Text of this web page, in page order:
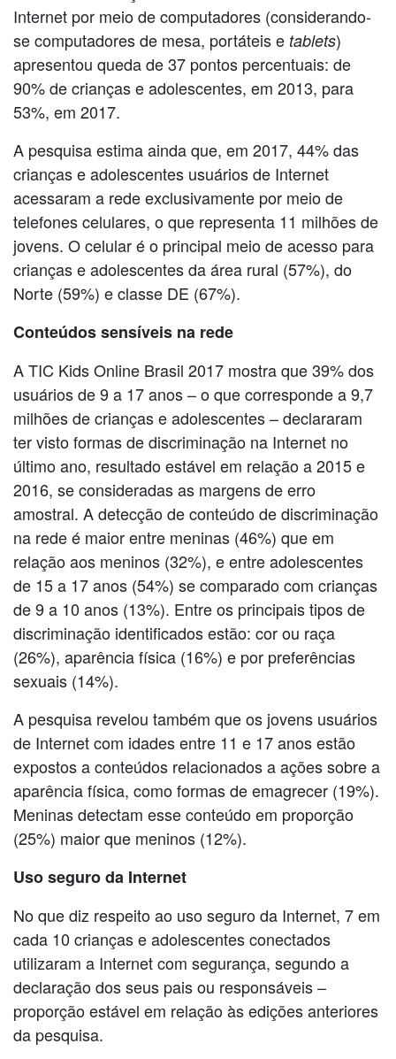
Internet por meio de computadores (considerando-
se computadores de mesa, portáteis e tablets)
apresentou queda de 37 pontos percentuais: de
90% de crianças e adolescentes, em 2013, para
53%, em 2017.
A pesquisa estima ainda que, em 2017, 44% das
crianças e adolescentes usuários de Internet
acessaram a rede exclusivamente por meio de
telefones celulares, o que representa 11 milhões de
jovens. O celular é o principal meio de acesso para
crianças e adolescentes da área rural (57%), do
Norte (59%) e classe DE (67%).
Conteúdos sensíveis na rede
A TIC Kids Online Brasil 2017 mostra que 39% dos
usuários de 9 a 17 anos – o que corresponde a 9,7
milhões de crianças e adolescentes – declararam
ter visto formas de discriminação na Internet no
último ano, resultado estável em relação a 2015 e
2016, se consideradas as margens de erro
amostral. A detecção de conteúdo de discriminação
na rede é maior entre meninas (46%) que em
relação aos meninos (32%), e entre adolescentes
de 15 a 17 anos (54%) se comparado com crianças
de 9 a 10 anos (13%). Entre os principais tipos de
discriminação identificados estão: cor ou raça
(26%), aparência física (16%) e por preferências
sexuais (14%).
A pesquisa revelou também que os jovens usuários
de Internet com idades entre 11 e 17 anos estão
expostos a conteúdos relacionados a ações sobre a
aparência física, como formas de emagrecer (19%).
Meninas detectam esse conteúdo em proporção
(25%) maior que meninos (12%).
Uso seguro da Internet
No que diz respeito ao uso seguro da Internet, 7 em
cada 10 crianças e adolescentes conectados
utilizaram a Internet com segurança, segundo a
declaração dos seus pais ou responsáveis –
proporção estável em relação às edições anteriores
da pesquisa.